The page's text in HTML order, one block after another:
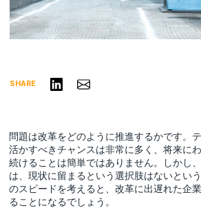
SHARE リンクトインで共有する
Share via Email
問題は改革をどのように推進するかです。
活かすべきチャンスは非常に多く、将来に
続けることは簡単ではありません。しかし
は、現状に留まるという選択肢はないとい
のスピードを考えると、改革に出遅れた企
ることになるでしょう。